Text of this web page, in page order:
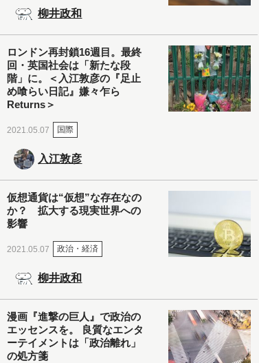
柳井政和
ロンドン再封鎖16週目。最終
回・英国社会は「新たな段
階」に。＜入江敦彦の『足止
め喰らい日記』嫌々乍ら
Returns＞
2021.05.07 国際
入江敦彦
仮想通貨は“仮想”な存在なの
か？ 拡大する現実世界への
影響
2021.05.07 政治・経済
柳井政和
漫画『進撃の巨人』で政治の
エッセンスを。 良質なエンタ
ーテイメントは「政治離れ」
の処方箋